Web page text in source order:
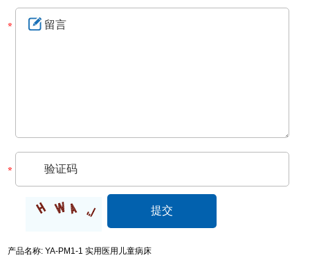
产品名称: YA-PM1-1 实用医用儿童病床